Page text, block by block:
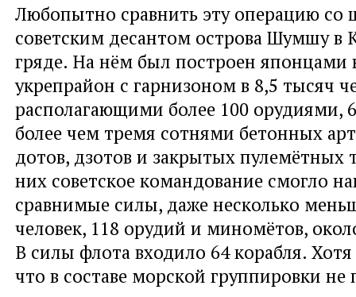
Любопытно сравнить эту операцию
советским десантом острова Шумшу в
гряде. На нём был построен японцами
укрепрайон с гарнизоном в 8,5 тысяч
располагающими более 100 орудиями,
более чем тремя сотнями бетонных
дотов, дзотов и закрытых пулемётных
них советское командование смогло
сравнимые силы, даже несколько
человек, 118 орудий и миномётов,
В силы флота входило 64 корабля.
что в составе морской группировки